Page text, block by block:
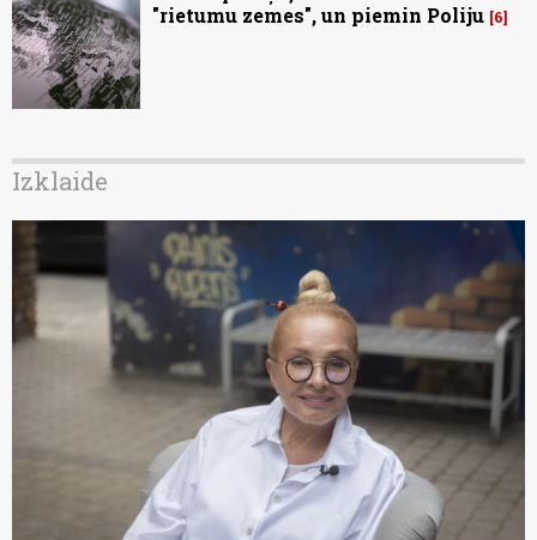
"rietumu zemes", un piemin Poliju 6
Izklaide